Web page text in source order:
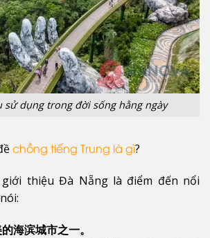
sử dụng trong đời sống hằng ngày
chồng tiếng Trung là gì?
thiệu Đà Nẵng là điểm đến nổi
海滨城市之一。